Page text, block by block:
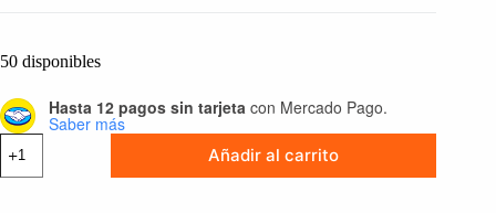
50 disponibles
Hasta 12 pagos sin tarjeta con Mercado Pago.
Saber más
TIPO
OJILLO
Añadir al carrito